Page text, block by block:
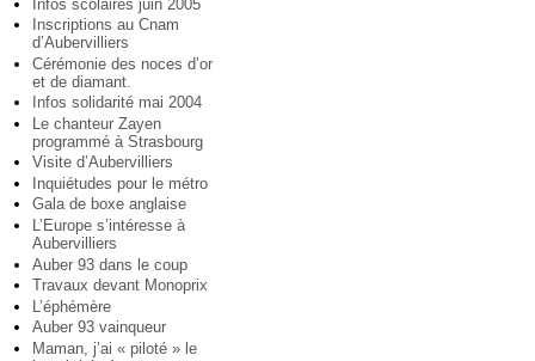
Infos scolaires juin 2005
Inscriptions au Cnam
d’Aubervilliers
Cérémonie des noces d’or
et de diamant.
Infos solidarité mai 2004
Le chanteur Zayen
programmé à Strasbourg
Visite d’Aubervilliers
Inquiétudes pour le métro
Gala de boxe anglaise
L’Europe s’intéresse à
Aubervilliers
Auber 93 dans le coup
Travaux devant Monoprix
L’éphémère
Auber 93 vainqueur
Maman, j’ai « piloté » le